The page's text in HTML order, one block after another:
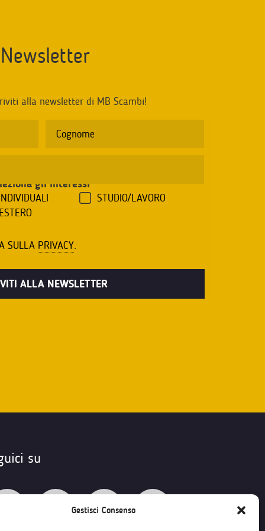
Gestisci Consenso
Newsletter
alla newsletter di MB Scambi!
gli interessi
STUDIO/LAVORO
SULLA PRIVACY.
su